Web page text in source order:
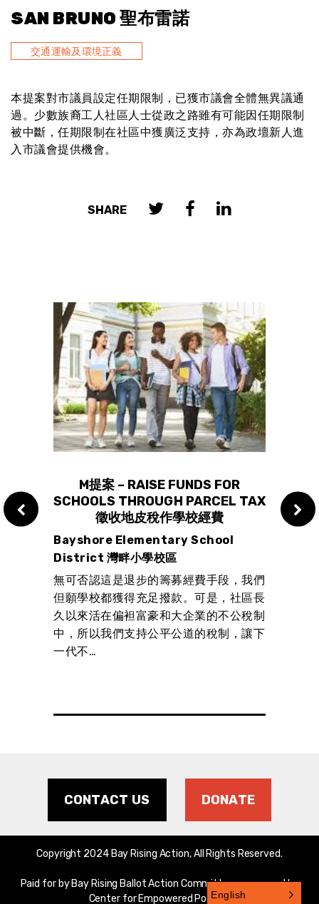
SAN BRUNO 聖布雷諾
交通運輸及環境正義
本提案對市議員設定任期限制，已獲市議會全體無異議通
過。少數族裔工人社區人士從政之路雖有可能因任期限制
被中斷，任期限制在社區中獲廣泛支持，亦為政壇新人進
入市議會提供機會。
SHARE
M提案 – RAISE FUNDS FOR
SCHOOLS THROUGH PARCEL TAX
徵收地皮稅作學校經費
Bayshore Elementary School
District 灣畔小學校區
無可否認這是退步的籌募經費手段，我們
但願學校都獲得充足撥款。可是，社區長
久以來活在偏袒富豪和大企業的不公稅制
中，所以我們支持公平公道的稅制，讓下
一代不…
CONTACT US DONATE
Copyright 2024 Bay Rising Action, All Rights Reserved.
Paid for by Bay Rising Ballot Action Committee, sponsored by
Center for Empowered Politics.English